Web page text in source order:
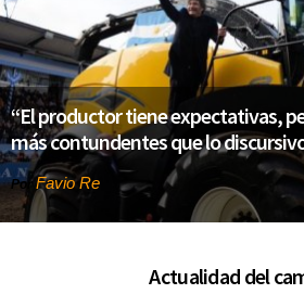
“El productor tiene expectativas,
más contundentes que lo
Por Favio Re
Actualidad del